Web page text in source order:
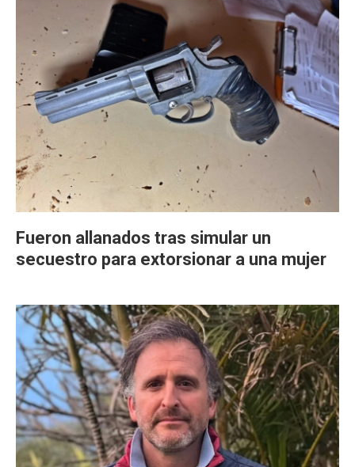
Fueron allanados tras simular un
secuestro para extorsionar a una mujer